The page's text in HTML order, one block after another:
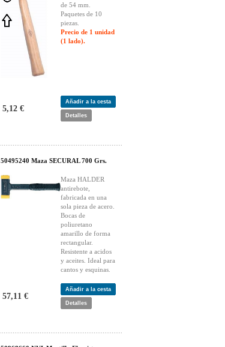
de 54 mm.
Paquetes de 10
piezas.
Precio de 1 unidad
(1 lado).
5,12 €
Añadir a la cesta
Detalles
50495240 Maza SECURAL 700 Grs.
Maza HALDER
antirebote,
fabricada en una
sola pieza de acero.
Bocas de
poliuretano
amarillo de forma
rectangular.
Resistente a acidos
y aceites. Ideal para
cantos y esquinas.
57,11 €
Añadir a la cesta
Detalles